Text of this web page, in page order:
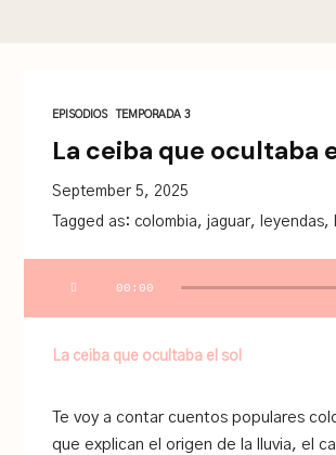
EPISODIOS TEMPORADA 3
La ceiba que ocultaba
September 5, 2025
Tagged as: colombia,jaguar, leyendas,
00:00
La ceiba que ocultaba el sol
Te voy a contar cuentos populares
que explican el origen de la lluvia, el